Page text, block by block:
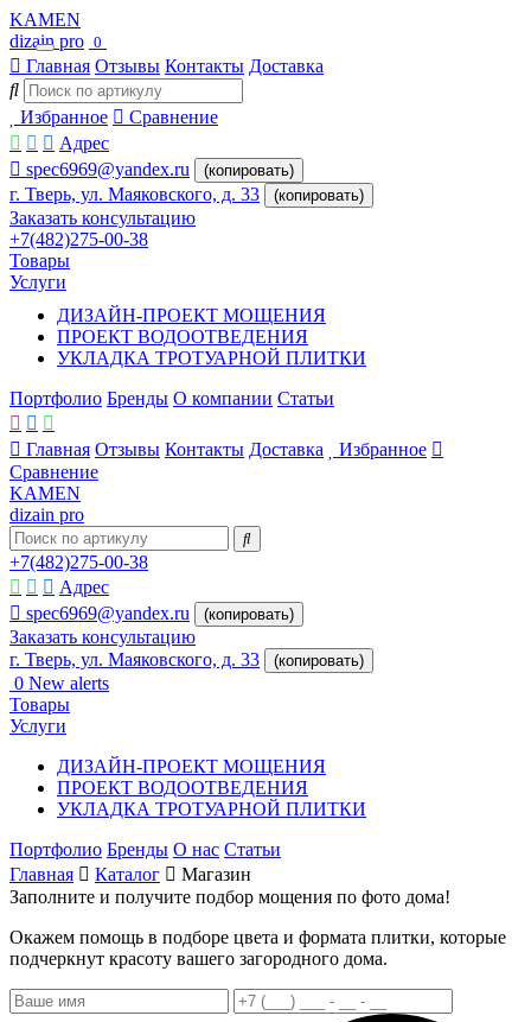
KAMEN
dizain pro 0
Главная Отзывы Контакты Доставка
Избранное
Сравнение
Адрес
spec6969@yandex.ru
(копировать)
г. Тверь, ул. Маяковского, д. 33 (копировать)
Заказать консультацию
+7(482)275-00-38
Товары
Услуги
ДИЗАЙН-ПРОЕКТ МОЩЕНИЯ
ПРОЕКТ ВОДООТВЕДЕНИЯ
УКЛАДКА ТРОТУАРНОЙ ПЛИТКИ
Портфолио Бренды О компании Статьи
Главная Отзывы Контакты Доставка
Избранное
Сравнение
KAMEN
dizain pro
+7(482)275-00-38
Адрес
spec6969@yandex.ru
(копировать)
Заказать консультацию
г. Тверь, ул. Маяковского, д. 33
(копировать)
0 New alerts
Товары
Услуги
ДИЗАЙН-ПРОЕКТ МОЩЕНИЯ
ПРОЕКТ ВОДООТВЕДЕНИЯ
УКЛАДКА ТРОТУАРНОЙ ПЛИТКИ
Портфолио Бренды О нас Статьи
Главная
Каталог
Магазин
Заполните и получите подбор мощения по фото дома!
Окажем помощь в подборе цвета и формата плитки, которые
подчеркнут красоту вашего загородного дома.